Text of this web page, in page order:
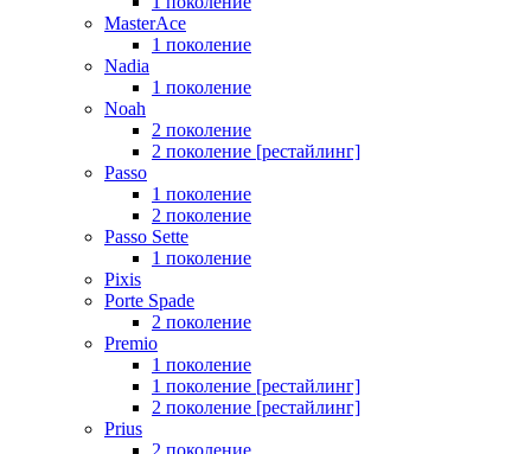
MasterAce
1 поколение
Nadia
1 поколение
Noah
2 поколение
2 поколение [рестайлинг]
Passo
1 поколение
2 поколение
Passo Sette
1 поколение
Pixis
Porte Spade
2 поколение
Premio
1 поколение
1 поколение [рестайлинг]
2 поколение [рестайлинг]
Prius
2 поколение